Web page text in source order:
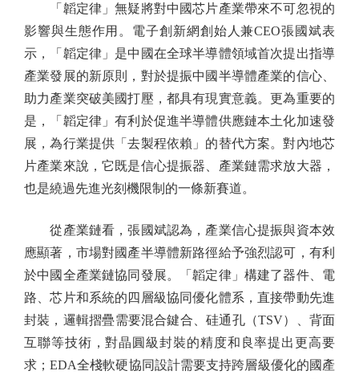
「韜定律」無疑將對中國芯片產業帶來不可忽視的
影響與生態作用。電子創新網創始人兼CEO張國斌表
示，「韜定律」是中國在全球半導體領域首次提出指導
產業發展的新原則，對於提振中國半導體產業的信心、
助力產業突破美國打壓，都具有現實意義。更為重要的
是，「韜定律」有利於促進半導體供應鏈本土化加速發
展，為行業提供「去製程依賴」的替代方案。對內地芯
片產業來說，它既是信心提振器、產業鏈需求放大器，
也是繞過先進光刻機限制的一條新賽道。
從產業鏈看，張國斌認為，產業信心提振與資本效
應顯著，市場對國產半導體新路徑給予強烈認可，有利
於中國全產業鏈協同發展。「韜定律」構建了器件、電
路、芯片和系統的四層級協同優化體系，直接帶動先進
封裝，邏輯摺疊需要混合鍵合、硅通孔（TSV）、背面
互聯等技術，對晶圓級封裝的精度和良率提出更高要
求；EDA全棧軟硬協同設計需要支持跨層級優化的國產